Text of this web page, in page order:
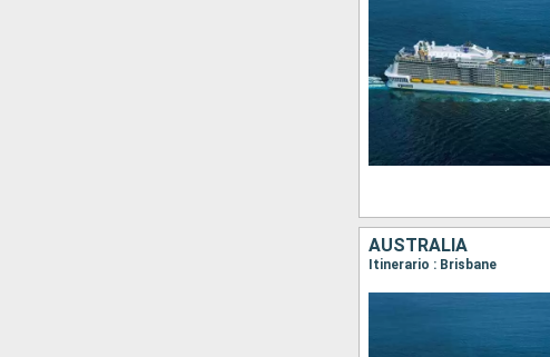
AUSTRALIA
Itinerario : Brisbane